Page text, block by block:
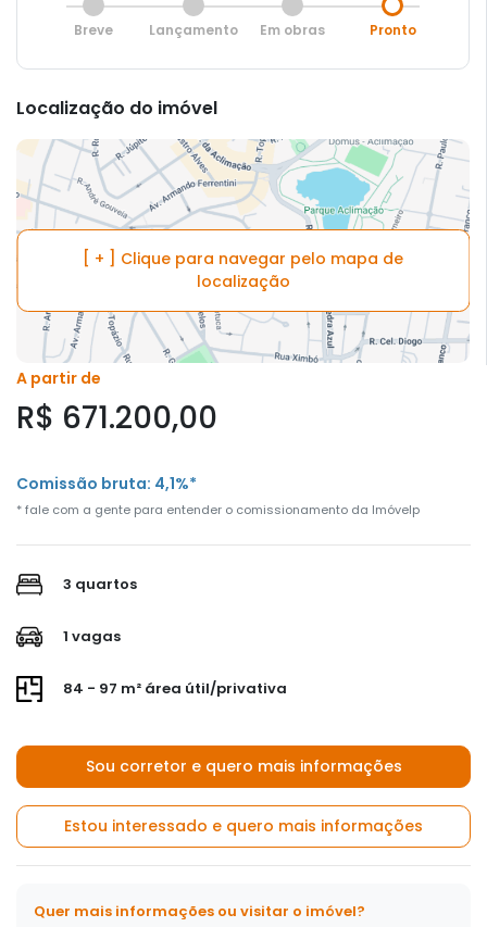
Breve Lançamento Em obras Pronto
Localização do imóvel
[ + ] Clique para navegar pelo mapa de
localização
A partir de
R$ 671.200,00
Comissão bruta: 4,1%*
* fale com a gente para entender o comissionamento da Imóvelp
3 quartos
1 vagas
84 - 97 m² área útil/privativa
Sou corretor e quero mais informações
Estou interessado e quero mais informações
Quer mais informações ou visitar o imóvel?